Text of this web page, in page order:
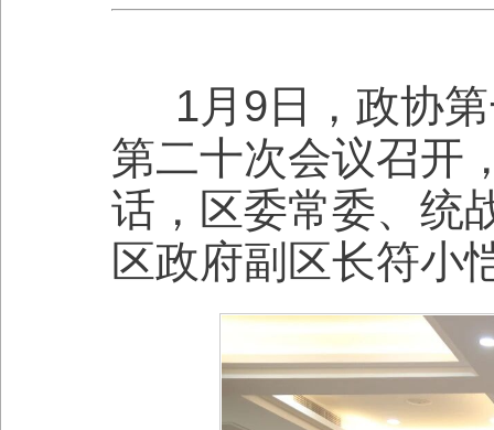
1月9日，政协
第二十次会议召开
话，区委常委、统
区政府副区长符小